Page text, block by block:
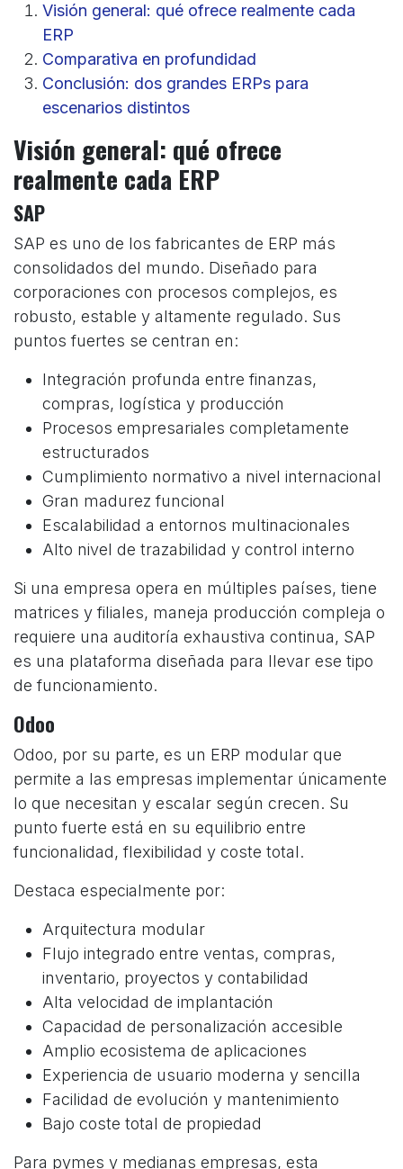
Visión general: qué ofrece realmente cada
ERP
Comparativa en profundidad
Conclusión: dos grandes ERPs para
escenarios distintos
Visión general: qué ofrece
realmente cada ERP
SAP
SAP es uno de los fabricantes de ERP más
consolidados del mundo. Diseñado para
corporaciones con procesos complejos, es
robusto, estable y altamente regulado. Sus
puntos fuertes se centran en:
Integración profunda entre finanzas,
compras, logística y producción
Procesos empresariales completamente
estructurados
Cumplimiento normativo a nivel internacional
Gran madurez funcional
Escalabilidad a entornos multinacionales
Alto nivel de trazabilidad y control interno
Si una empresa opera en múltiples países, tiene
matrices y filiales, maneja producción compleja o
requiere una auditoría exhaustiva continua, SAP
es una plataforma diseñada para llevar ese tipo
de funcionamiento.
Odoo
Odoo, por su parte, es un ERP modular que
permite a las empresas implementar únicamente
lo que necesitan y escalar según crecen. Su
punto fuerte está en su equilibrio entre
funcionalidad, flexibilidad y coste total.
Destaca especialmente por:
Arquitectura modular
Flujo integrado entre ventas, compras,
inventario, proyectos y contabilidad
Alta velocidad de implantación
Capacidad de personalización accesible
Amplio ecosistema de aplicaciones
Experiencia de usuario moderna y sencilla
Facilidad de evolución y mantenimiento
Bajo coste total de propiedad
Para pymes y medianas empresas, esta